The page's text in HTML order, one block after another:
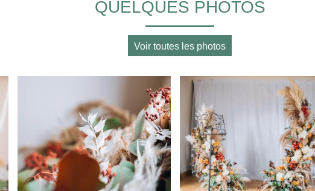
QUELQUES PHOTOS
Voir toutes les photos
Arche fleurie sur
le thème bohème
terracotta